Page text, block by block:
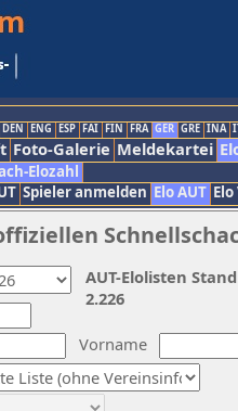
DEN ENG ESP FAI FIN FRA GER GRE INA
Foto-Galerie Meldekartei
Elozahl
Spieler anmelden Elo AUT
Vorname
AUT-Elolisten
2.226